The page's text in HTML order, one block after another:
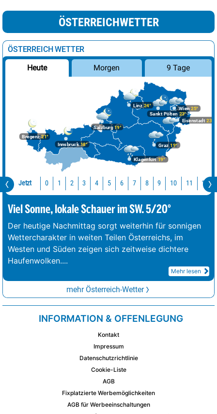
ÖSTERREICHWETTER
ÖSTERREICH WETTER
Heute Morgen 9 Tage
Bregenz21°
Graz19°
Innsbruck18°
Klagenfurt 19°
Linz24°
Salzburg19°
Wien 25°
Eisenstadt 23°
Sankt Pölten 23°
Jetzt 0 1 2 3 4 5 6 7 8 9 10 11 12
Viel Sonne, lokale Schauer im SW. 5/20°
Der heutige Nachmittag sorgt weiterhin für sonnigen
Wettercharakter in weiten Teilen Österreichs, im
Westen und Süden zeigen sich zeitweise dichtere
Haufenwolken....
Mehr lesen
mehr Österreich-Wetter
INFORMATION & OFFENLEGUNG
Kontakt
Impressum
Datenschutzrichtlinie
Cookie-Liste
AGB
Fixplatzierte Werbemöglichkeiten
AGB für Werbeeinschaltungen